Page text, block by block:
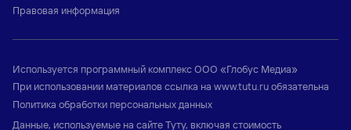
Правовая информация
Используется программный комплексООО «Глобус Медиа»
При использовании материалов ссылка на www.tutu.ruобязательна
Политика обработки персональных данных
Данные, используемые на сайте Туту, включая стоимость